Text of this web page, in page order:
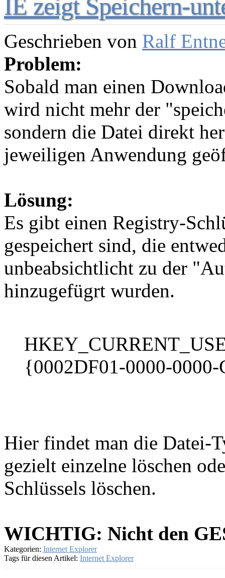
IE zeigt Speichern-
Geschrieben von Ralf
Problem:
Sobald man einen
wird nicht mehr der
sondern die Datei direkt
jeweiligen Anwendung
Lösung:
Es gibt einen Registry-
gespeichert sind, die
unbeabsichtlicht zu der
hinzugefügrt wurden.
{0002DF01-0000-
Hier findet man die Datei-
gezielt einzelne löschen
Schlüssels löschen.
WICHTIG: Nicht den
Kategorien: Internet Explorer
Tags für diesen Artikel: Internet Explorer